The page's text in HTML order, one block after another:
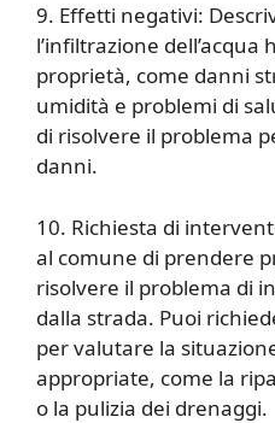
9. Effetti negativi:
l’infiltrazione dell’acqua
proprietà, come danni
umidità e problemi di
di risolvere il problema
danni.
10. Richiesta di
al comune di prendere
risolvere il problema di
dalla strada. Puoi
per valutare la
appropriate, come la
o la pulizia dei drenaggi.